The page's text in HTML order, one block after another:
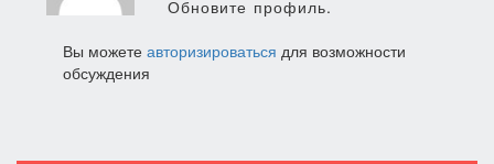
Обновите профиль.
Вы можете авторизироваться для возможности
обсуждения